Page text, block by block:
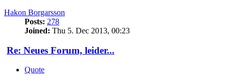
Hakon Borgarsson
Posts: 278
Joined: Thu 5. Dec 2013, 00:23
Re: Neues Forum, leider...
Quote